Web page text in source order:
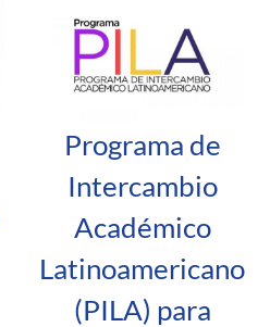
Programa de
Intercambio
Académico
Latinoamericano
(PILA) para